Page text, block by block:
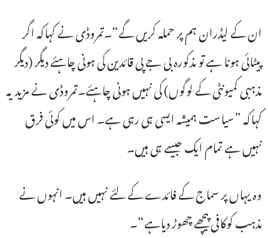
ان کے لیڈران ہم پر حملہ کریں گے“۔تمروڈی نے کہاکہ اگر
پیٹائی ہونا ہے تو مذکورہ بی جے پی قائدین کی ہونی چاہئے دیگر (دیگر
مذہبی کمیونٹی کے لوگوں) کی نہیں ہونی چاہئے۔تمروڈی نے مزید یہ
کہاکہ ”سیاست ہمیشہ ایسی ہی رہی ہے۔ اس میں کوئی فرق
نہیں ہے تمام ایک جیسے ہی ہیں۔
وہ یہاں پر سماج کے فائدے کے لئے نہیں ہیں۔ انہوں نے
مذہب کوکافی پیچھے چھوڑ دیاہے“۔